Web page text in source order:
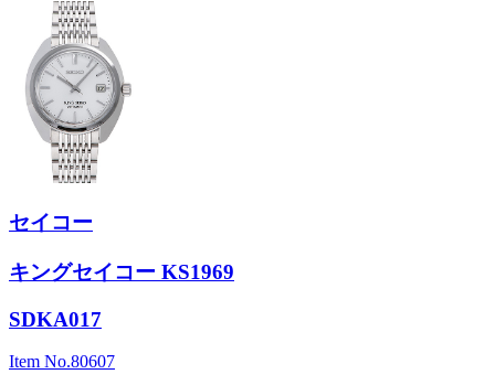
セイコー
キングセイコー KS1969
SDKA017
Item No.80607